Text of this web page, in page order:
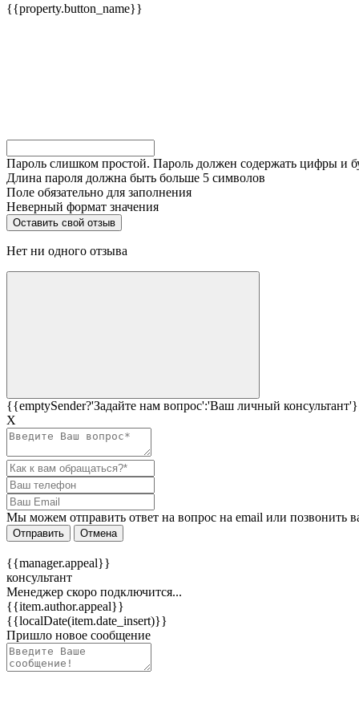
{{property.button_name}}
Пароль слишком простой. Пароль должен содержать цифры и
Длина пароля должна быть больше 5 символов
Поле обязательно для заполнения
Неверный формат значения
Нет ни одного отзыва
{{emptySender?'Задайте нам вопрос':'Ваш личный
Х
Мы можем отправить ответ на вопрос на email или позвонить
Отправить Отмена
{{manager.appeal}}
консультант
Менеджер скоро подключится...
{{item.author.appeal}}
{{localDate(item.date_insert)}}
Пришло новое сообщение